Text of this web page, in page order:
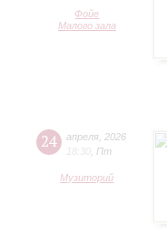
Фойе
Малого зала
24 апреля 2026
18:30
Пт
Музиторий